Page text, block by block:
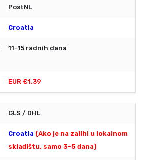
PostNL
Croatia
11-15 radnih dana
EUR €1.39
GLS / DHL
Croatia (Ako je na zalihi u lokalnom
skladištu, samo 3-5 dana)